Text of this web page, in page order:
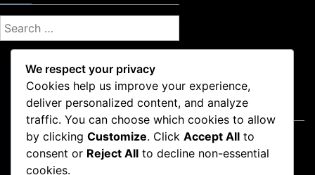
S
e
Právní informace
Zásady používání souborů cookie
Zásady ochrany dat
We respect your privacy
Cookies help us improve your experience,
deliver personalized content, and analyze
traffic. You can choose which cookies to allow
by clicking Customize. Click Accept All to
consent or Reject All to decline non-essential
cookies.